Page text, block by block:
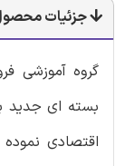
جزئیات
گروه آموزشی
بسته ای جدید
اقتصادی